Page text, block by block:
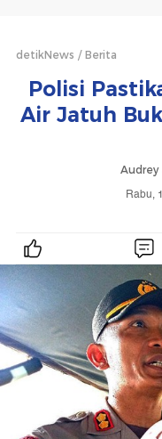
detikNews Berita
Polisi
Air Jatuh
Audrey
Rabu,